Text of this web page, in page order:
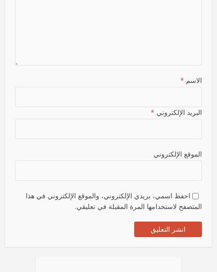
الاسم *
البريد الإلكتروني *
الموقع الإلكتروني
احفظ اسمي، بريدي الإلكتروني، والموقع الإلكتروني في هذا
المتصفح لاستخدامها المرة المقبلة في تعليقي.